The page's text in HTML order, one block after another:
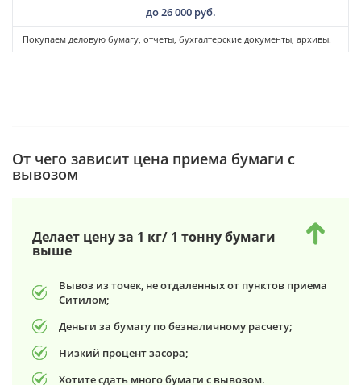
Покупаем деловую бумагу, отчеты, бухгалтерские документы, архивы.
до 26 000 руб.
От чего зависит цена приема бумаги с
вывозом
Делает цену за 1 кг/ 1 тонну бумаги
выше
Вывоз из точек, не отдаленных от пунктов приема
Ситилом;
Деньги за бумагу по безналичному расчету;
Низкий процент засора;
Хотите сдать много бумаги с вывозом.